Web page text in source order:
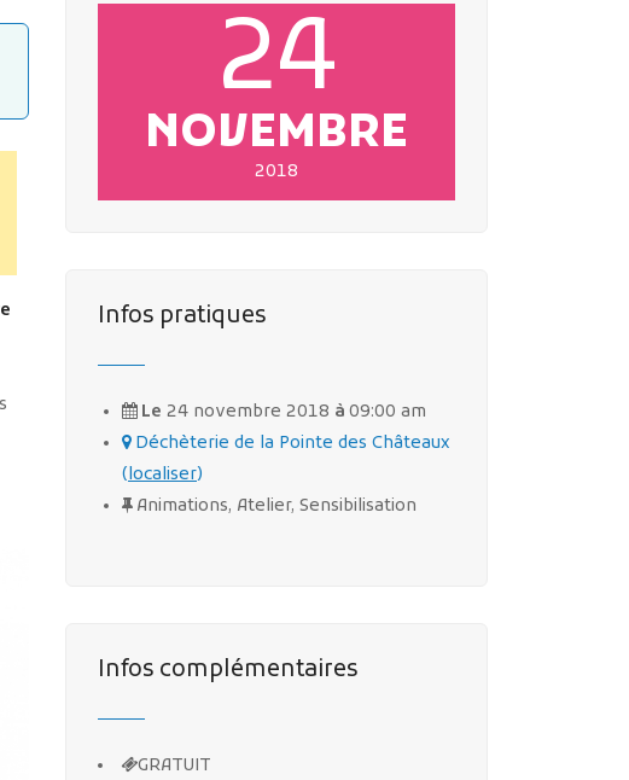
24
NOVEMBRE
2018
Infos pratiques
Le 24 novembre 2018 à 09:00 am
Déchèterie de la Pointe des Châteaux
(localiser)
Animations, Atelier, Sensibilisation
Infos complémentaires
GRATUIT